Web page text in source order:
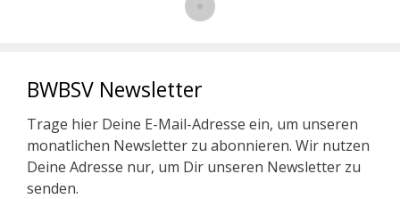
BWBSV Newsletter
Trage hier Deine E-Mail-Adresse ein, um unseren
monatlichen Newsletter zu abonnieren. Wir nutzen
Deine Adresse nur, um Dir unseren Newsletter zu
senden.